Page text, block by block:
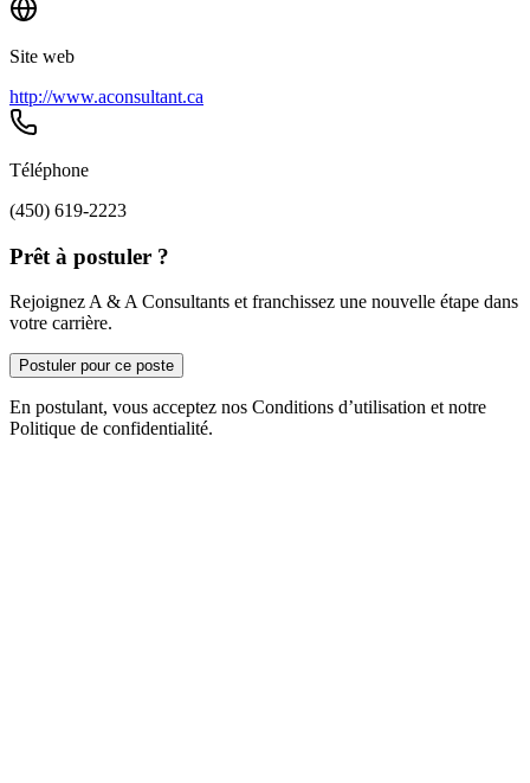
Site web
http://www.aconsultant.ca
Téléphone
(450) 619-2223
Prêt à postuler ?
Rejoignez A & A Consultants et franchissez une nouvelle étape dans
votre carrière.
Postuler pour ce poste
En postulant, vous acceptez nos Conditions d’utilisation et notre
Politique de confidentialité.